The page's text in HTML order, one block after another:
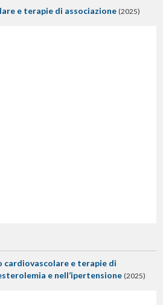
e terapie di associazione (2025)
e terapie di
e nell’ipertensione (2025)